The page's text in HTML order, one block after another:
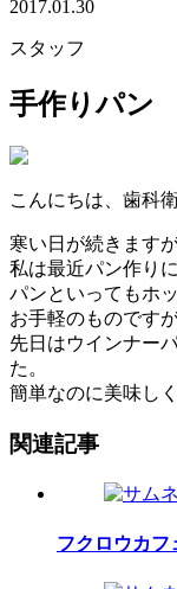
2017.01.30
スタッフ
手作りパン
こんにちは、歯科
寒い日が続きます
私は最近パン作り
パンといってもホ
お手軽のものです
先日はウインナー
た。
簡単なのに美味し
関連記事
フクロウカフ